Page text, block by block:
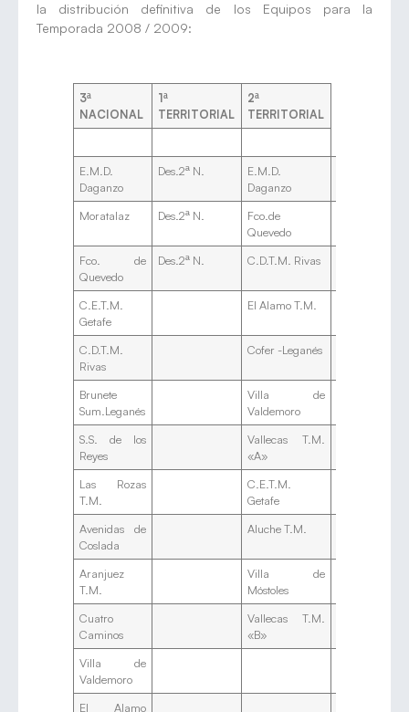
la distribución definitiva de los Equipos para la
Temporada 2008 / 2009:
3ª
NACIONAL
1ª
TERRITORIAL
2ª
TERRITORIAL
E.M.D.
Daganzo
Des.2ª N.
E.M.D.
Daganzo
Moratalaz
Des.2ª N.
Fco.de
Quevedo
Fco. de
Quevedo
Des.2ª N. C.D.T.M. Rivas
C.E.T.M.
Getafe
El Alamo T.M.
C.D.T.M.
Rivas
Cofer -Leganés
Brunete
Sum.Leganés
Villa de
Valdemoro
S.S. de los
Reyes
Vallecas T.M.
«A»
Las Rozas
T.M.
C.E.T.M.
Getafe
Avenidas de
Coslada
Aluche T.M.
Aranjuez
T.M.
Villa de
Móstoles
Cuatro
Caminos
Vallecas T.M.
«B»
Villa de
Valdemoro
El Alamo